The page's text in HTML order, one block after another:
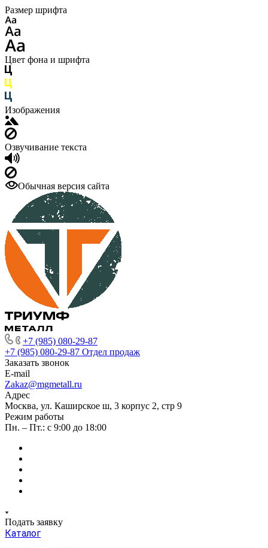
Размер шрифта
Цвет фона и шрифта
Изображения
Озвучивание текста
Обычная версия сайта
+7 (985) 080-29-87
+7 (985) 080-29-87 Отдел продаж
Заказать звонок
E-mail
Zakaz@mgmetall.ru
Адрес
Москва, ул. Каширское ш, 3 корпус 2, стр 9
Режим работы
Пн. – Пт.: с 9:00 до 18:00
Подать заявку
Каталог